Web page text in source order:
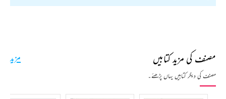
مصنف کی مزید کتابیں
مصنف کی دیگر کتابیں یہاں پڑھئے۔
مزید